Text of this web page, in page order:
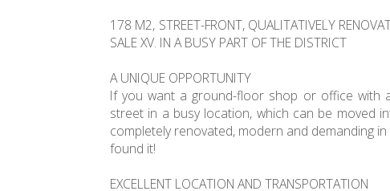
178 M2, STREET-FRONT, QUALITATIVELY
SALE XV. IN A BUSY PART OF THE DISTRICT
A UNIQUE OPPORTUNITY
If you want a ground-floor shop or office with
street in a busy location, which can be moved
completely renovated, modern and demanding
found it!
EXCELLENT LOCATION AND TRANSPORTATION